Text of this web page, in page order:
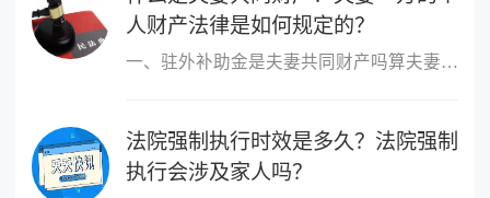
人财产法律是如何规定的？
一、驻外补助金是夫妻共同财产吗算夫妻共同财产。一方在婚姻存续期...
法院强制执行时效是多久？法院强制
执行会涉及家人吗？